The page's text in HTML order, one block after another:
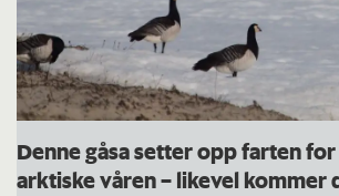
Denne gåsa setter opp farten for
arktiske våren – likevel kommer